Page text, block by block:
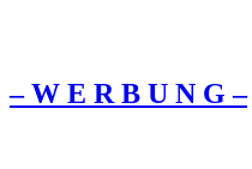
– W Ε R Β U Ν G –